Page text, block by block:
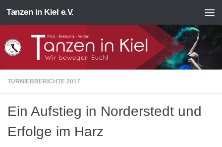
Zum Inhalt springen
Tanzen in Kiel e.V.
TURNIERBERICHTE 2017
Ein Aufstieg in Norderstedt und
Erfolge im Harz